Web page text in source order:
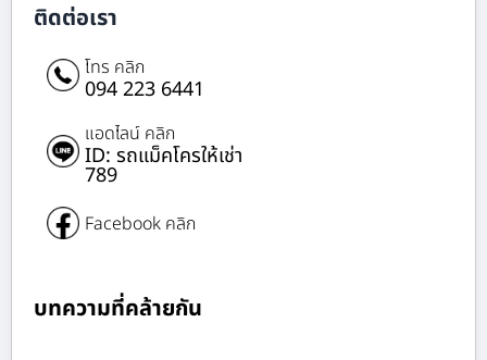
ติดต่อเรา
โทร คลิก
094 223 6441
แอดไลน์ คลิก
ID: รถแม็คโครให้เช่า
789
Facebook คลิก
บทความที่คล้ายกัน